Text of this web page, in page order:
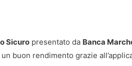
Sicuro presentato da Banca
buon rendimento grazie